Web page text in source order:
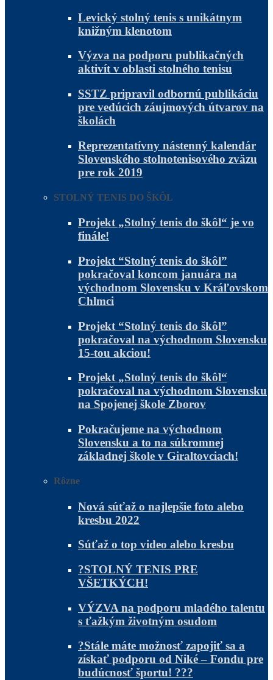
Levický stolný tenis s unikátnym
knižným klenotom
Výzva na podporu publikačných
aktivít v oblasti stolného tenisu
SSTZ pripravil odbornú publikáciu
pre vedúcich záujmových útvarov na
školách
Reprezentatívny nástenný kalendár
Slovenského stolnotenisového zväzu
pre rok 2019
STOLNÝ TENIS DO ŠKÔL
Projekt „Stolný tenis do škôl“ je vo
finále!
Projekt “Stolný tenis do škôl”
pokračoval koncom januára na
východnom Slovensku v Kráľovskom
Chlmci
Projekt “Stolný tenis do škôl”
pokračoval na východnom Slovensku
15-tou akciou!
Projekt „Stolný tenis do škôl“
pokračoval na východnom Slovensku
na Spojenej škole Zborov
Pokračujeme na východnom
Slovensku a to na súkromnej
základnej škole v Giraltovciach!
Rôzne
Nová súťaž o najlepšie foto alebo
kresbu 2022
Súťaž o top video alebo kresbu
?STOLNÝ TENIS PRE
VŠETKÝCH!
VÝZVA na podporu mladého talentu
s ťažkým životným osudom
?Stále máte možnosť zapojiť sa a
získať podporu od Niké – Fondu pre
budúcnosť športu! ???